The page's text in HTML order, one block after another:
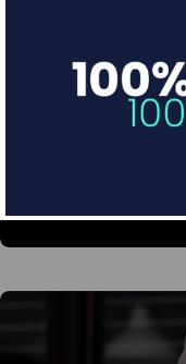
Financia
Divide en 3 sin